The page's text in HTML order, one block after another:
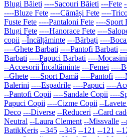
Blugi Băieti ----Sacouri Băieti ---Fete
----Bluze Fete ----Cămăși Fete ----
Fuste Fete ----Pantaloni Fete ----Sport
Blugi Fete ----Hanorace Fete ----
copii --Încălțăminte ---Bărbați ----
----Ghete Barbati ----Pantofi Barbati
Barbati ----Papuci Barbati ----
--Accesorii Încaltăminte ---Femei ----
--Ghete ----Sport Damă ----Pantofi ----
Balerini ----Espadrile ----Papuci ----
--Pantofi Copii ----Sandale Copii ----
Papuci Copii ----Cizme Copii --
Deco ---Diverse --Reduceri --Card
Neutral --Laura Clement --Missvalle --
BatikKeris --345 --345 --121 --121 --